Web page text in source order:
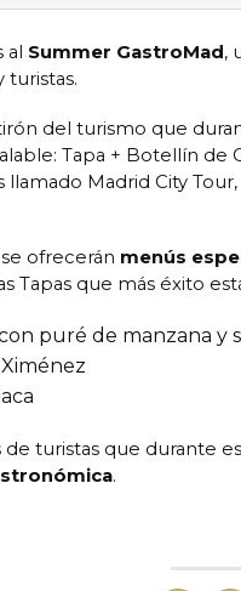
al Summer GastroMad,
turistas.
del turismo que
Tapa + Botellín
Madrid City
ofrecerán menús
Tapas que más éxito
puré de manzana y
turistas que durante
.